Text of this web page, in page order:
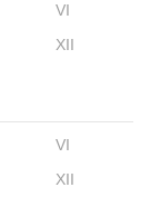
VI
XII
VI
XII